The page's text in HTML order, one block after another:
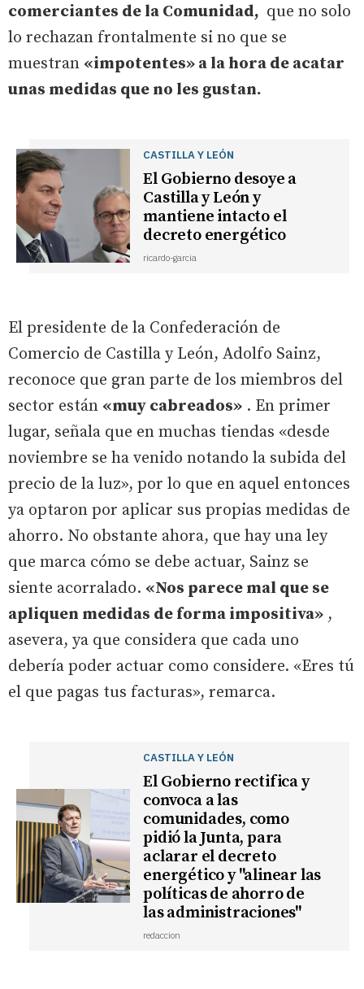
comerciantes de la Comunidad, que no solo
lo rechazan frontalmente si no que se
muestran «impotentes» a la hora de acatar
unas medidas que no les gustan.
CASTILLA Y LEÓN
El Gobierno desoye a
Castilla y León y
mantiene intacto el
decreto energético
ricardo-garcia
El presidente de la Confederación de
Comercio de Castilla y León, Adolfo Sainz,
reconoce que gran parte de los miembros del
sector están «muy cabreados» . En primer
lugar, señala que en muchas tiendas «desde
noviembre se ha venido notando la subida del
precio de la luz», por lo que en aquel entonces
ya optaron por aplicar sus propias medidas de
ahorro. No obstante ahora, que hay una ley
que marca cómo se debe actuar, Sainz se
siente acorralado. «Nos parece mal que se
apliquen medidas de forma impositiva» ,
asevera, ya que considera que cada uno
debería poder actuar como considere. «Eres tú
el que pagas tus facturas», remarca.
CASTILLA Y LEÓN
El Gobierno rectifica y
convoca a las
comunidades, como
pidió la Junta, para
aclarar el decreto
energético y "alinear las
políticas de ahorro de
las administraciones"
redaccion